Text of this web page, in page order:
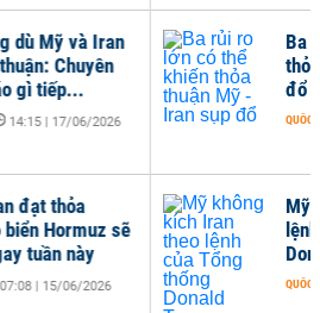
ro lớn có thể khiến
Mỹ - Iran sụp
- 15:00 | 15/06/2026
kích Iran theo
Tổng thống
Trump
- 07:07 | 10/06/2026